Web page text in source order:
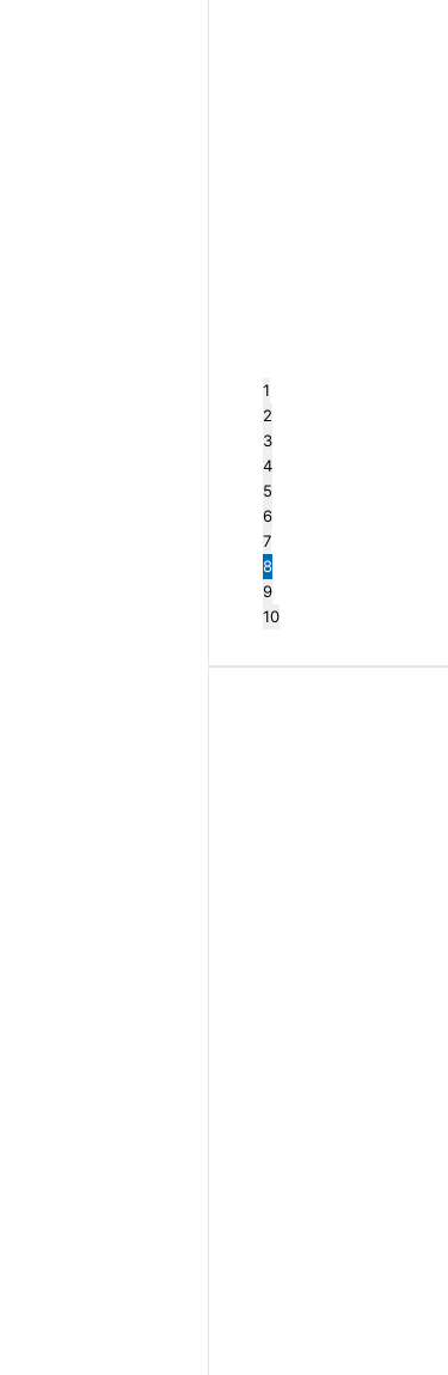
1
2
3
4
5
6
7
8
9
10